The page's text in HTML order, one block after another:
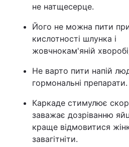
не натщесерце.
Його не можна пити
кислотності шлунка і
жовчнокам'яній
Не варто пити напій
гормональні препарати.
Каркаде стимулює
заважає дозріванню
краще відмовитися
завагітніти.